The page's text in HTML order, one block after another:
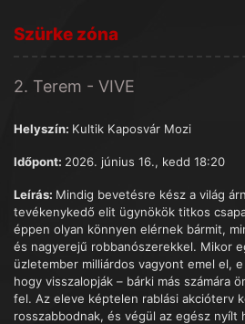
Szürke zóna
2. Terem - VIVE
Helyszín: Kultik Kaposvár Mozi
Időpont: 2026. június 16., kedd 18:20
Leírás: Mindig bevetésre kész a világ
tevékenykedő elit ügynökök titkos
éppen olyan könnyen elérnek bármit,
és nagyerejű robbanószerekkel. Mikor
üzletember milliárdos vagyont emel el,
hogy visszalopják – bárki más számára
fel. Az eleve képtelen rablási akcióterv
rosszabbodnak, és végül az egész nyílt